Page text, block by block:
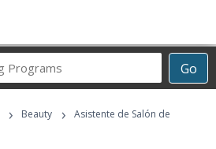
Go
Career
Programs
› Beauty ›
Asistente de Salón de